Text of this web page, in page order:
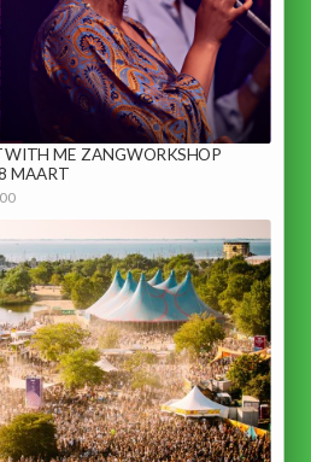
ME ZANGWORKSHOP
MAART